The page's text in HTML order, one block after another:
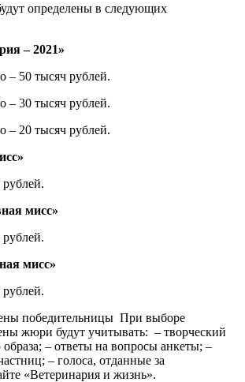
определены в следующих
– 2021»
– 50 тысяч рублей.
– 30 тысяч рублей.
– 20 тысяч рублей.
мисс»
мисс»
победительницы При выборе
жюри будут учитывать: – творческий
– ответы на вопросы анкеты; –
– голоса, отданные за
«Ветеринария и жизнь».